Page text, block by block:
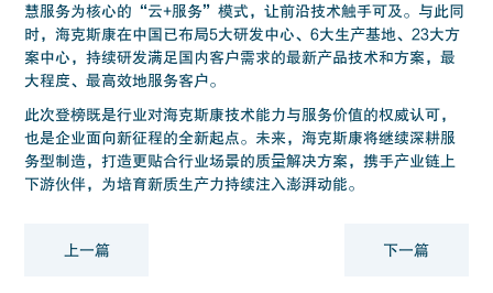
慧服务为核心的“云+服务”模式，让前沿技术触手可及。与此同
时，海克斯康在中国已布局5大研发中心、6大生产基地、23大方
案中心，持续研发满足国内客户需求的最新产品技术和方案，最
大程度、最高效地服务客户。
此次登榜既是行业对海克斯康技术能力与服务价值的权威认可，
也是企业面向新征程的全新起点。未来，海克斯康将继续深耕服
务型制造，打造更贴合行业场景的质量解决方案，携手产业链上
下游伙伴，为培育新质生产力持续注入澎湃动能。
上一篇 下一篇